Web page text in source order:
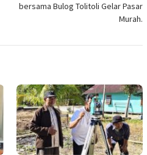
bersama Bulog Tolitoli Gelar Pasar
Murah.